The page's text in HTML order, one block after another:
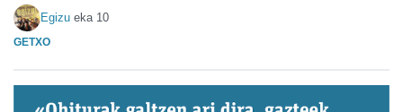
Egizu eka 10
GETXO